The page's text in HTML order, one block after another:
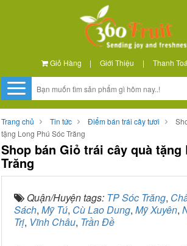
Giỏ Hàng | Giới Thiệu | Thanh
Trang chủ Tin tức Điểm bán trái cây tươi
tặng Long Phú Sóc Trăng
Shop bán Giỏ trái cây quà tặng
Trăng
Quận/Huyện tags: TP Sóc Trăng,
Sách, Mỹ Tú, Cù Lao Dung, Mỹ Xuyên,
Trị, Vĩnh Châu, Trần Đề